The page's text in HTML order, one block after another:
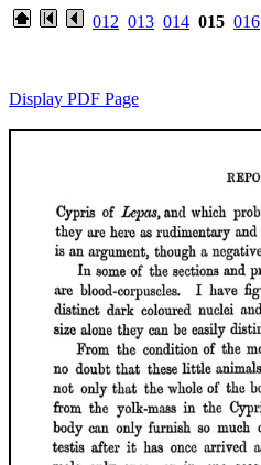
012 013 014 015 016
Display PDF Page